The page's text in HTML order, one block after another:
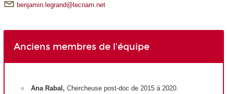
benjamin.legrand@lecnam.net
Anciens membres de l'équipe
Ana Rabal, Chercheuse post-doc de 2015 à 2020.